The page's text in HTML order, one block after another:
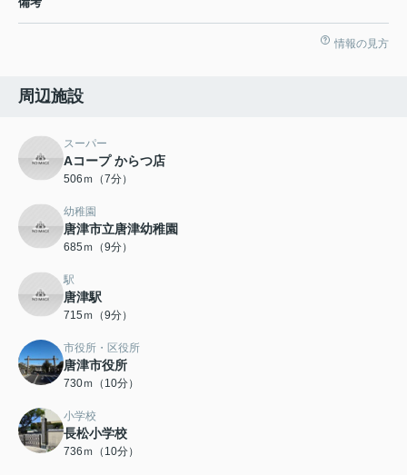
情報の見方
周辺施設
スーパー
Aコープ からつ店
506ｍ（7分）
幼稚園
唐津市立唐津幼稚園
685ｍ（9分）
駅
唐津駅
715ｍ（9分）
市役所・区役所
唐津市役所
730ｍ（10分）
小学校
長松小学校
736ｍ（10分）